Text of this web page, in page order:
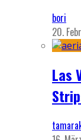
bori
20.
Las